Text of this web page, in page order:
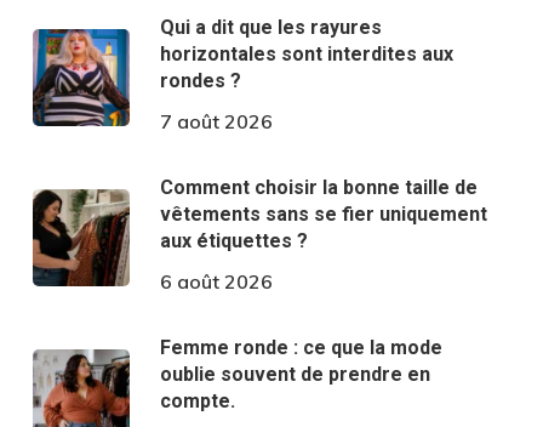
Qui a dit que les rayures
horizontales sont interdites aux
rondes ?
7 août 2026
Comment choisir la bonne taille de
vêtements sans se fier uniquement
aux étiquettes ?
6 août 2026
Femme ronde : ce que la mode
oublie souvent de prendre en
compte.